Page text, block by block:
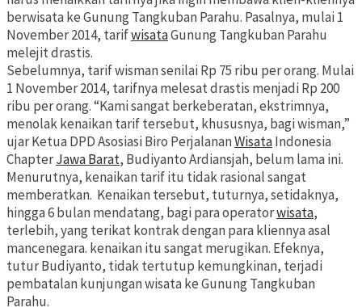
berwisata ke Gunung Tangkuban Parahu. Pasalnya, mulai 1
November 2014, tarifwisataGunung Tangkuban Parahu
melejit drastis.
Sebelumnya, tarif wisman senilai Rp 75 ribu per orang. Mulai
1 November 2014, tarifnya melesat drastis menjadi Rp 200
ribu per orang. “Kami sangat berkeberatan, ekstrimnya,
menolak kenaikan tarif tersebut, khususnya, bagi wisman,”
ujar Ketua DPD Asosiasi Biro PerjalananWisataIndonesia
ChapterJawa Barat, Budiyanto Ardiansjah, belum lama ini.
Menurutnya, kenaikan tarif itu tidak rasional sangat
memberatkan. Kenaikan tersebut, tuturnya, setidaknya,
hingga 6 bulan mendatang, bagi para operatorwisata,
terlebih, yang terikat kontrak dengan para kliennya asal
mancenegara. kenaikan itu sangat merugikan. Efeknya,
tutur Budiyanto, tidak tertutup kemungkinan, terjadi
pembatalan kunjungan wisata ke Gunung Tangkuban
Parahu.